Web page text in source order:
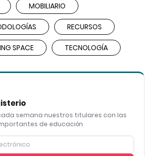
MOBILIARIO
RECURSOS
SPACE TECNOLOGÍA
semana nuestros titulares con las
de educación